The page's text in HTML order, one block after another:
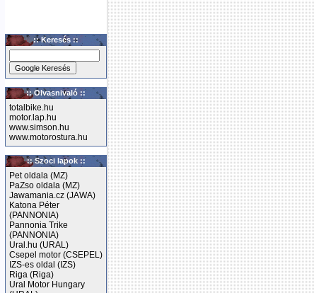
:: Keresés ::
:: Olvasnivaló ::
totalbike.hu
motor.lap.hu
www.simson.hu
www.motorostura.hu
:: Szoci lapok ::
Pet oldala (MZ)
PaZso oldala (MZ)
Jawamania.cz (JAWA)
Katona Péter
(PANNONIA)
Pannonia Trike
(PANNONIA)
Ural.hu (URAL)
Csepel motor (CSEPEL)
IZS-es oldal (IZS)
Riga (Riga)
Ural Motor Hungary